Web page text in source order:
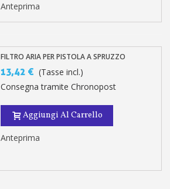
Anteprima
FILTRO ARIA PER PISTOLA A SPRUZZO
13,42 € (Tasse incl.)
Consegna tramite Chronopost
Aggiungi Al Carrello
Anteprima